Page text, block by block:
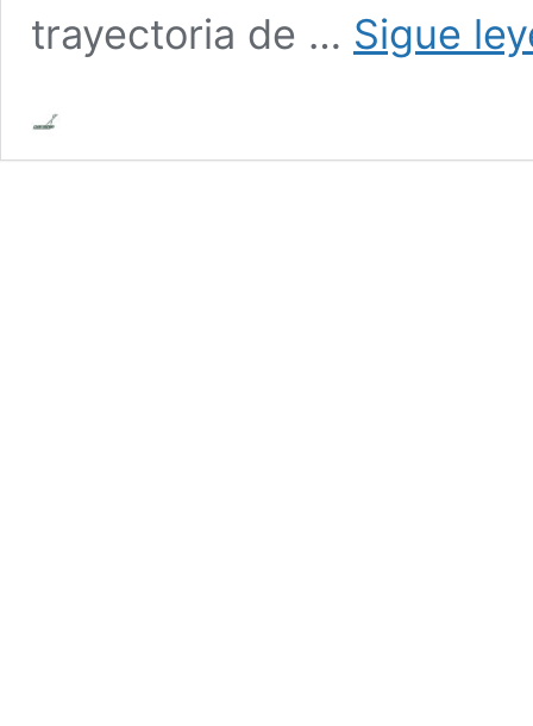
trayectoria de … Sigue